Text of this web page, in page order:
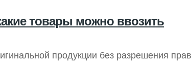
товары можно ввозить
продукции без разрешения